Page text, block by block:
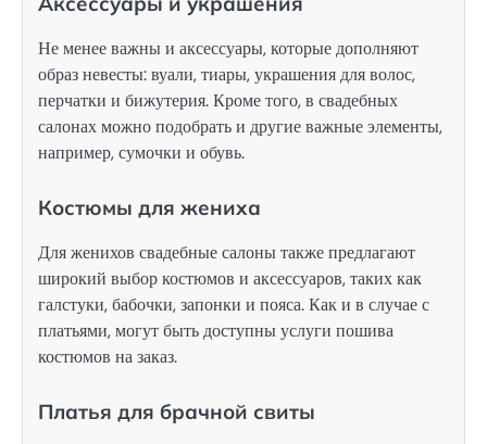
Не менее важны и аксессуары, которые дополняют
образ невесты: вуали, тиары, украшения для волос,
перчатки и бижутерия. Кроме того, в свадебных
салонах можно подобрать и другие важные элементы,
например, сумочки и обувь.
Костюмы для жениха
Для женихов свадебные салоны также предлагают
широкий выбор костюмов и аксессуаров, таких как
галстуки, бабочки, запонки и пояса. Как и в случае с
платьями, могут быть доступны услуги пошива
костюмов на заказ.
Платья для брачной свиты